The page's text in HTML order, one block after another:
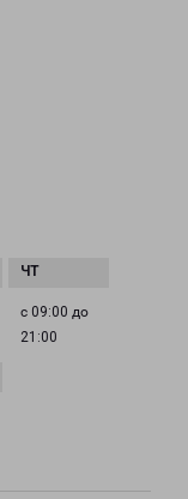
с 09:00 до
21:00